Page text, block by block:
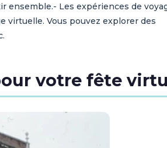
ensemble.- Les expériences de
virtuelle. Vous pouvez explorer des
votre fête